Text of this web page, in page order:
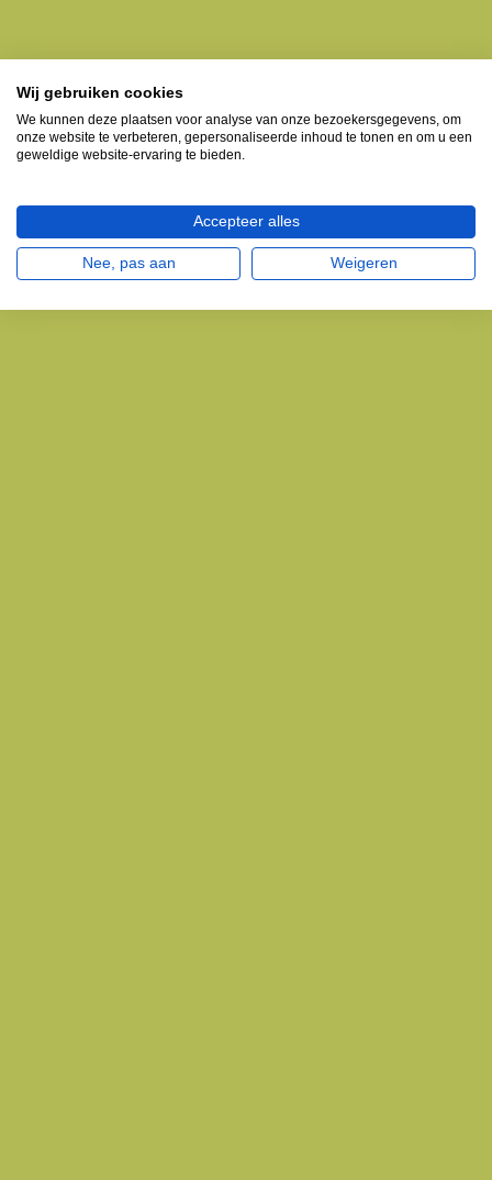
Wij gebruiken cookies
We kunnen deze plaatsen voor analyse van onze bezoekersgegevens, om
onze website te verbeteren, gepersonaliseerde inhoud te tonen en om u een
geweldige website-ervaring te bieden.
Accepteer alles
Nee, pas aan Weigeren